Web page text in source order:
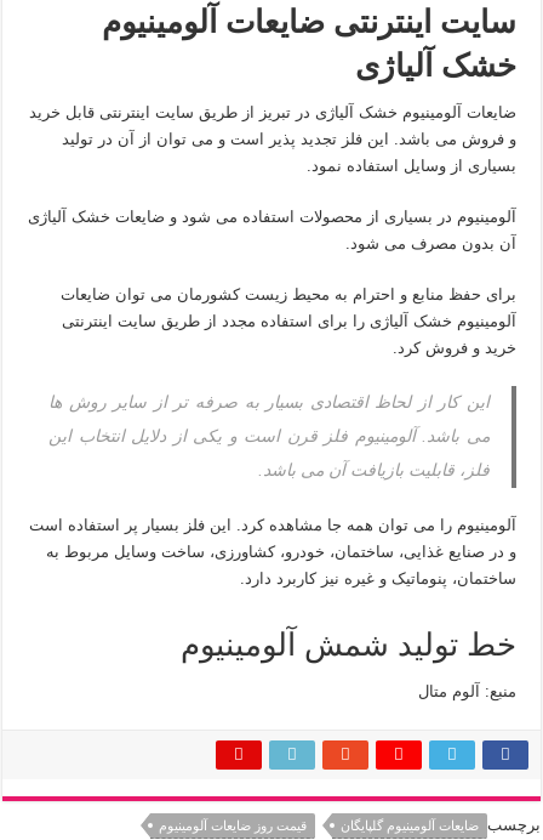
سایت اینترنتی ضایعات آلومینیوم
خشک آلیاژی
ضایعات آلومینیوم خشک آلیاژی در تبریز از طریق سایت اینترنتی قابل خرید
و فروش می باشد. این فلز تجدید پذیر است و می توان از آن در تولید
بسیاری از وسایل استفاده نمود.
آلومینیوم در بسیاری از محصولات استفاده می شود و ضایعات خشک آلیاژی
آن بدون مصرف می شود.
برای حفظ منابع و احترام به محیط زیست کشورمان می توان ضایعات
آلومینیوم خشک آلیاژی را برای استفاده مجدد از طریق سایت اینترنتی
خرید و فروش کرد.
این کار از لحاظ اقتصادی بسیار به صرفه تر از سایر روش ها
می باشد. آلومینیوم فلز قرن است و یکی از دلایل انتخاب این
فلز، قابلیت بازیافت آن می باشد.
آلومینیوم را می توان همه جا مشاهده کرد. این فلز بسیار پر استفاده است
و در صنایع غذایی، ساختمان، خودرو، کشاورزی، ساخت وسایل مربوط به
ساختمان، پنوماتیک و غیره نیز کاربرد دارد.
خط تولید شمش آلومینیوم
منبع: آلوم متال
برچسب ضایعات آلومینیوم گلپایگان قیمت روز ضایعات آلومینیوم